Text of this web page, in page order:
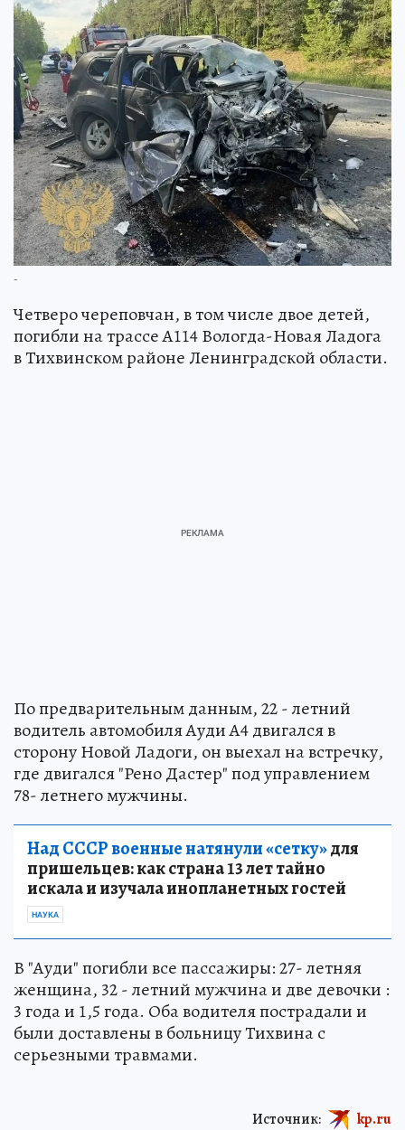
-
Четверо череповчан, в том числе двое детей,
погибли на трассе А114 Вологда-Новая Ладога
в Тихвинском районе Ленинградской области.
По предварительным данным, 22 - летний
водитель автомобиля Ауди А4 двигался в
сторону Новой Ладоги, он выехал на встречку,
где двигался "Рено Дастер" под управлением
78- летнего мужчины.
Над СССР военные натянули «сетку»для
пришельцев: как страна 13 лет тайно
искала и изучала инопланетных гостей
НАУКА
В "Ауди" погибли все пассажиры: 27- летняя
женщина, 32 - летний мужчина и две девочки :
3 года и 1,5 года. Оба водителя пострадали и
были доставлены в больницу Тихвина с
серьезными травмами.
Источник: kp.ru